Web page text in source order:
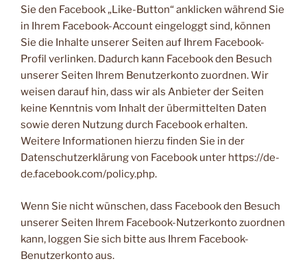
Sie den Facebook „Like-Button“ anklicken während Sie
in Ihrem Facebook-Account eingeloggt sind, können
Sie die Inhalte unserer Seiten auf Ihrem Facebook-
Profil verlinken. Dadurch kann Facebook den Besuch
unserer Seiten Ihrem Benutzerkonto zuordnen. Wir
weisen darauf hin, dass wir als Anbieter der Seiten
keine Kenntnis vom Inhalt der übermittelten Daten
sowie deren Nutzung durch Facebook erhalten.
Weitere Informationen hierzu finden Sie in der
Datenschutzerklärung von Facebook unter https://de-
de.facebook.com/policy.php.
Wenn Sie nicht wünschen, dass Facebook den Besuch
unserer Seiten Ihrem Facebook-Nutzerkonto zuordnen
kann, loggen Sie sich bitte aus Ihrem Facebook-
Benutzerkonto aus.